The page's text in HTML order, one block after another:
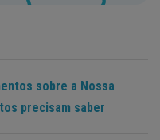
sobre a Nossa
precisam saber